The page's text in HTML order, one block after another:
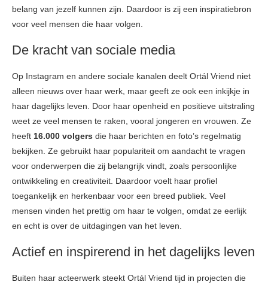
belang van jezelf kunnen zijn. Daardoor is zij een inspiratiebron
voor veel mensen die haar volgen.
De kracht van sociale media
Op Instagram en andere sociale kanalen deelt Ortál Vriend niet
alleen nieuws over haar werk, maar geeft ze ook een inkijkje in
haar dagelijks leven. Door haar openheid en positieve uitstraling
weet ze veel mensen te raken, vooral jongeren en vrouwen. Ze
heeft 16.000 volgers die haar berichten en foto’s regelmatig
bekijken. Ze gebruikt haar populariteit om aandacht te vragen
voor onderwerpen die zij belangrijk vindt, zoals persoonlijke
ontwikkeling en creativiteit. Daardoor voelt haar profiel
toegankelijk en herkenbaar voor een breed publiek. Veel
mensen vinden het prettig om haar te volgen, omdat ze eerlijk
en echt is over de uitdagingen van het leven.
Actief en inspirerend in het dagelijks leven
Buiten haar acteerwerk steekt Ortál Vriend tijd in projecten die